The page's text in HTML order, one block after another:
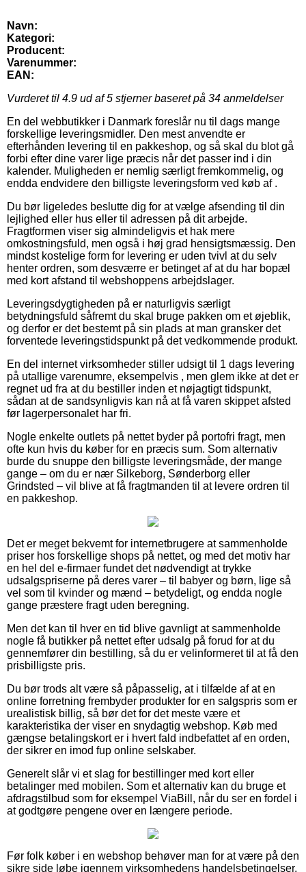
Navn:
Kategori:
Producent:
Varenummer:
EAN:
Vurderet til 4.9 ud af 5 stjerner baseret på 34 anmeldelser
En del webbutikker i Danmark foreslår nu til dags mange
forskellige leveringsmidler. Den mest anvendte er
efterhånden levering til en pakkeshop, og så skal du blot gå
forbi efter dine varer lige præcis når det passer ind i din
kalender. Muligheden er nemlig særligt fremkommelig, og
endda endvidere den billigste leveringsform ved køb af .
Du bør ligeledes beslutte dig for at vælge afsending til din
lejlighed eller hus eller til adressen på dit arbejde.
Fragtformen viser sig almindeligvis et hak mere
omkostningsfuld, men også i høj grad hensigtsmæssig. Den
mindst kostelige form for levering er uden tvivl at du selv
henter ordren, som desværre er betinget af at du har bopæl
med kort afstand til webshoppens arbejdslager.
Leveringsdygtigheden på er naturligvis særligt
betydningsfuld såfremt du skal bruge pakken om et øjeblik,
og derfor er det bestemt på sin plads at man gransker det
forventede leveringstidspunkt på det vedkommende produkt.
En del internet virksomheder stiller udsigt til 1 dags levering
på utallige varenumre, eksempelvis , men glem ikke at det er
regnet ud fra at du bestiller inden et nøjagtigt tidspunkt,
sådan at de sandsynligvis kan nå at få varen skippet afsted
før lagerpersonalet har fri.
Nogle enkelte outlets på nettet byder på portofri fragt, men
ofte kun hvis du køber for en præcis sum. Som alternativ
burde du snuppe den billigste leveringsmåde, der mange
gange – om du er nær Silkeborg, Sønderborg eller
Grindsted – vil blive at få fragtmanden til at levere ordren til
en pakkeshop.
Det er meget bekvemt for internetbrugere at sammenholde
priser hos forskellige shops på nettet, og med det motiv har
en hel del e-firmaer fundet det nødvendigt at trykke
udsalgspriserne på deres varer – til babyer og børn, lige så
vel som til kvinder og mænd – betydeligt, og endda nogle
gange præstere fragt uden beregning.
Men det kan til hver en tid blive gavnligt at sammenholde
nogle få butikker på nettet efter udsalg på forud for at du
gennemfører din bestilling, så du er velinformeret til at få den
prisbilligste pris.
Du bør trods alt være så påpasselig, at i tilfælde af at en
online forretning frembyder produkter for en salgspris som er
urealistisk billig, så bør det for det meste være et
karakteristika der viser en snydagtig webshop. Køb med
gængse betalingskort er i hvert fald indbefattet af en orden,
der sikrer en imod fup online selskaber.
Generelt slår vi et slag for bestillinger med kort eller
betalinger med mobilen. Som et alternativ kan du bruge et
afdragstilbud som for eksempel ViaBill, når du ser en fordel i
at godtgøre pengene over en længere periode.
Før folk køber i en webshop behøver man for at være på den
sikre side løbe igennem virksomhedens handelsbetingelser,